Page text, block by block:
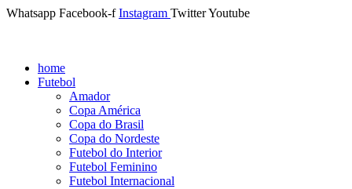
Whatsapp Facebook-f Instagram TwitterYoutube
home
Futebol
Amador
Copa América
Copa do Brasil
Copa do Nordeste
Futebol do Interior
Futebol Feminino
Futebol Internacional